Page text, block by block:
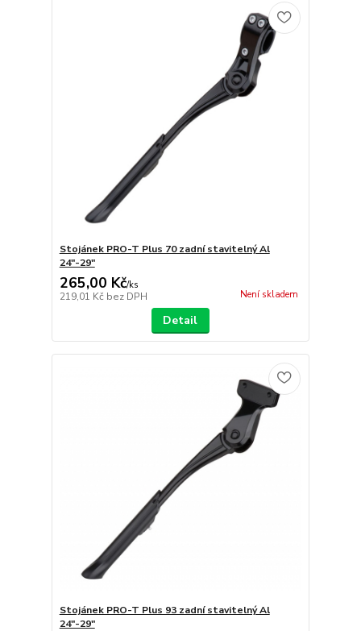
Stojánek PRO-T Plus 70 zadní stavitelný Al
24"-29"
265,00 Kč/ks
219,01 Kč bez DPH Není skladem
Detail
Stojánek PRO-T Plus 93 zadní stavitelný Al
24"-29"